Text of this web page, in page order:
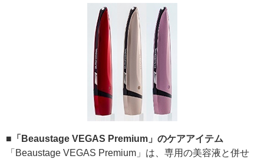
■「Beaustage VEGAS Premium」のケアアイテム
「Beaustage VEGAS Premium」は、専用の美容液と併せ